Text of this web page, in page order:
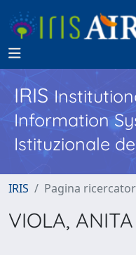
IRIS
Information
Istituzionale
IRIS Pagina
VIOLA, ANITA